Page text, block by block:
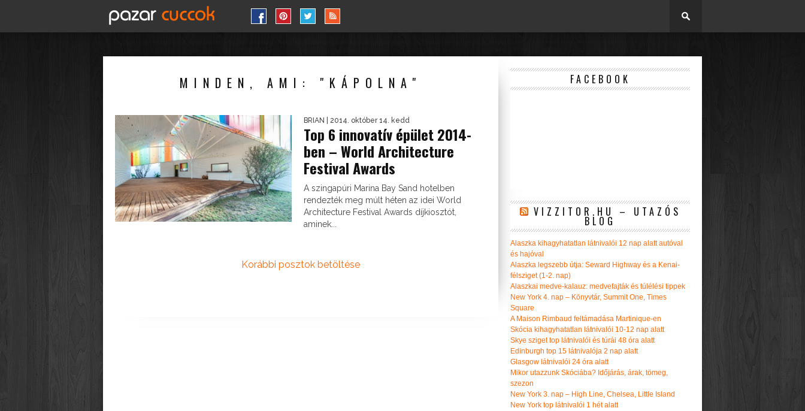
MINDEN, AMI: "KÁPOLNA"
BRIAN | 2014. október 14. kedd
Top 6 innovatív épület 2014-
ben – World Architecture
Festival Awards
A szingapúri Marina Bay Sand hotelben
rendezték meg múlt héten az idei World
Architecture Festival Awards díjkiosztót,
aminek...
Korábbi posztok betöltése
FACEBOOK
VIZZITOR.HU – UTAZÓS
BLOG
Alaszka kihagyhatatlan látnivalói 12 nap alatt autóval
és hajóval
Alaszka legszebb útja: Seward Highway és a Kenai-
félsziget (1-2. nap)
Alaszkai medve-kalauz: medvefajták és túlélési tippek
New York 4. nap – Könyvtár, Summit One, Times
Square
A Maison Rimbaud feltámadása Martinique-en
Skócia kihagyhatatlan látnivalói 10-12 nap alatt
Skye sziget top látnivalói és túrái 48 óra alatt
Edinburgh top 15 látnivalója 2 nap alatt
Glasgow látnivalói 24 óra alatt
Mikor utazzunk Skóciába? Időjárás, árak, tömeg,
szezon
New York 3. nap – High Line, Chelsea, Little Island
New York top látnivalói 1 hét alatt